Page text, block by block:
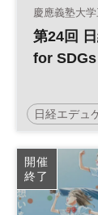
慶應義塾大
第24回
for SDGs
日経エデュ
エデュチャ
開催
終了